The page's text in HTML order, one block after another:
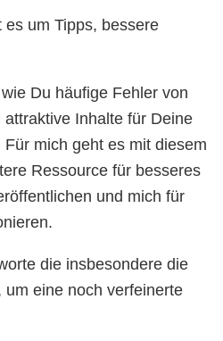
um Tipps, bessere
Du häufige Fehler von
Inhalte für Deine
mich geht es mit diesem
Ressource für besseres
und mich für
die insbesondere die
eine noch verfeinerte